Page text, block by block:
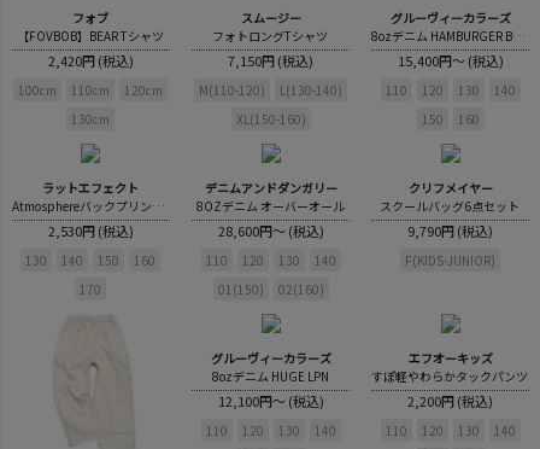
フォブ
【FOVBOB】BEAR Tシャツ
2,420円 (税込)
100cm 110cm
120cm
130cm
スムージー
フォトロングTシャツ
7,150円 (税込)
M(110-120)
L(130-140)
XL(150-160)
グルーヴィーカラーズ
8ozデニム HAMBURGER BIG シャツ
15,400円～ (税込)
110 120 130
140
150
160
ラットエフェクト
AtmosphereバックプリントロンT
2,530円 (税込)
130 140 150
160
170
デニムアンドダンガリー
8OZデニム オーバーオール
28,600円～ (税込)
110 120 130
140
01(150)
02(160)
クリフメイヤー
スクールバッグ6点セット
9,790円 (税込)
F(KIDS-JUNIOR)
グルーヴィーカラーズ
8ozデニム HUGE LPN
12,100円～ (税込)
110 120 130
140
エフオーキッズ
すぽ軽やわらかタックパンツ
2,200円 (税込)
110 120 130
140